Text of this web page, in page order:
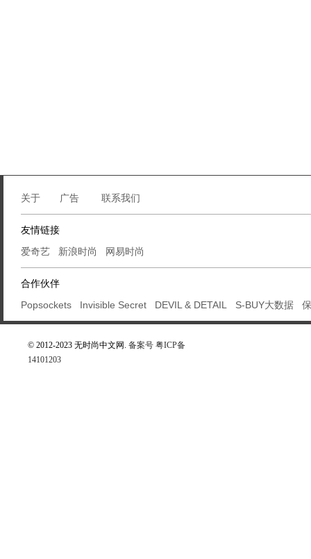
关于 广告 联系我们
友情链接
爱奇艺
新浪时尚 网易时尚
合作伙伴
Popsockets
Invisible Secret DEVIL & DETAIL S-BUY大数据
© 2012-2023 无时尚中文网. 备案号 粤ICP备
14101203